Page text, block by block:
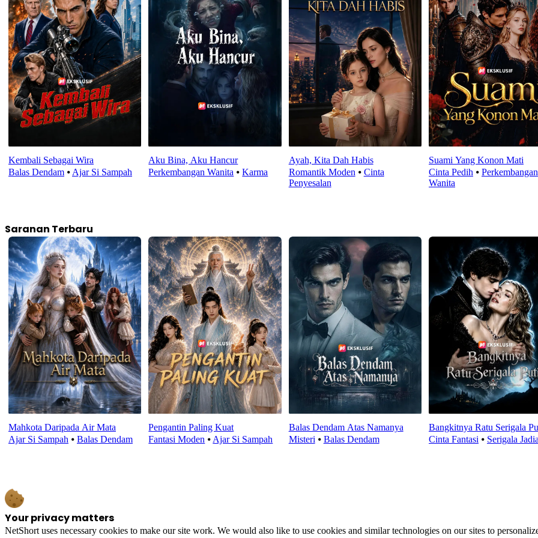
Kembali Sebagai Wira
Balas Dendam ⦁ Ajar Si Sampah
Aku Bina, Aku Hancur
Perkembangan Wanita ⦁Karma
Ayah, Kita Dah Habis
Romantik Moden ⦁ Cinta
Penyesalan
Suami Yang Konon Mati
Cinta Pedih ⦁ Perkembangan
Wanita
Saranan Terbaru
Mahkota Daripada Air Mata
Ajar Si Sampah ⦁ Balas Dendam
Pengantin Paling Kuat
Fantasi Moden ⦁ Ajar Si Sampah
Balas Dendam Atas Namanya
Misteri ⦁ Balas Dendam
Bangkitnya Ratu Serigala
Cinta Fantasi ⦁ Serigala
Your privacy matters
NetShort uses necessary cookies to make our site work. We would also like to use cookies and similar technologies on our sites to